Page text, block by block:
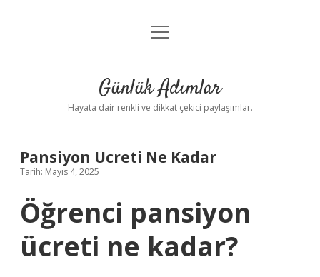
Anasayfa
Yasal Uyarı
menüyü
Günlük Adımlar
Hayata dair renkli ve dikkat çekici paylaşımlar.
Pansiyon Ucreti Ne Kadar
Tarih: Mayıs 4, 2025
Öğrenci pansiyon
ücreti ne kadar?